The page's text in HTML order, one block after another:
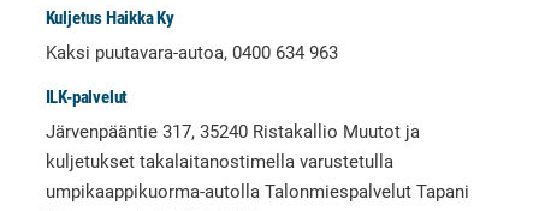
Kuljetus Haikka Ky
Kaksi puutavara-autoa, 0400 634 963
ILK-palvelut
Järvenpääntie 317, 35240 Ristakallio Muutot ja
kuljetukset takalaitanostimella varustetulla
umpikaappikuorma-autolla Talonmiespalvelut Tapani